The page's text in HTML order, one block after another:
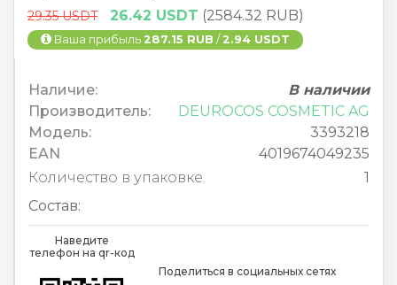
29.35 USDT 26.42 USDT (2584.32 RUB)
Ваша прибыль 287.15 RUB /2.94 USDT
Наличие:
В наличии
Производитель:
DEUROCOS COSMETIC AG
Модель:
3393218
EAN
4019674049235
Количество в упаковке.
1
Состав:
Наведите
телефон на qr-код
Поделиться в социальных сетях